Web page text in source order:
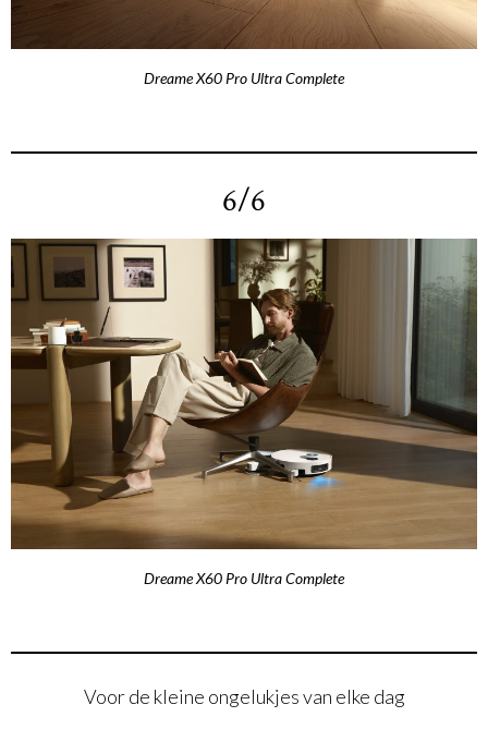
Dreame X60 Pro Ultra Complete
6/6
Dreame X60 Pro Ultra Complete
Voor de kleine ongelukjes van elke dag